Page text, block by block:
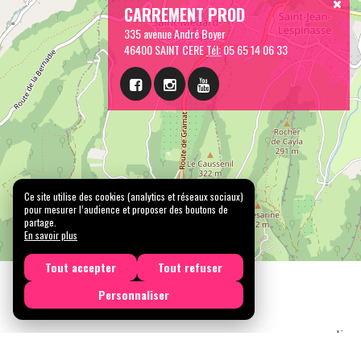
CARREMENT PROD
335 avenue André Boyer
46400 SAINT CERETél:05 65 14 06 33
Ce site utilise des cookies (analytics et réseaux sociaux)
pour mesurer l’audience et proposer des boutons de
partage.
En savoir plus
Tout accepter
Tout refuser
Personnaliser